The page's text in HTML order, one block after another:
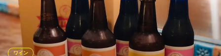
東京都渋谷区円山町17-2
無農薬・有機栽培で育てられた自然な葡萄のみを使用して造られ
たイタリア直送の有機ワイン！無農薬野菜をたっぷり使ったこだ
わりの料理と合わせて、厳選された有機ワインで美味しく、美し
く楽しめちゃう♪普段はワインをあまり飲まないお客様もお気軽に
スタッフまでお声がけ下さい。
ワイン